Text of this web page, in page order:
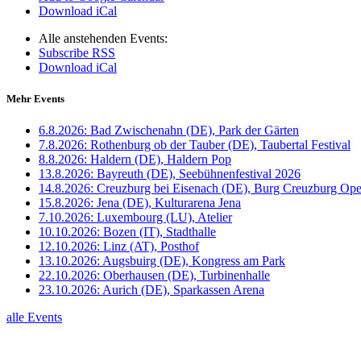
Download iCal
Alle anstehenden Events:
Subscribe RSS
Download iCal
Mehr Events
6.8.2026: Bad Zwischenahn (DE), Park der Gärten
7.8.2026: Rothenburg ob der Tauber (DE), Taubertal Festival
8.8.2026: Haldern (DE), Haldern Pop
13.8.2026: Bayreuth (DE), Seebühnenfestival 2026
14.8.2026: Creuzburg bei Eisenach (DE), Burg Creuzburg
15.8.2026: Jena (DE), Kulturarena Jena
7.10.2026: Luxembourg (LU), Atelier
10.10.2026: Bozen (IT), Stadthalle
12.10.2026: Linz (AT), Posthof
13.10.2026: Augsbuirg (DE), Kongress am Park
22.10.2026: Oberhausen (DE), Turbinenhalle
23.10.2026: Aurich (DE), Sparkassen Arena
alle Events